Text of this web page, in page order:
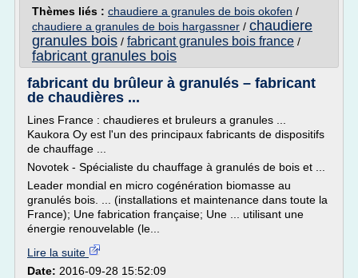
Thèmes liés : chaudiere a granules de bois okofen /
chaudiere a granules de bois hargassner / chaudiere
granules bois / fabricant granules bois france /
fabricant granules bois
fabricant du brûleur à granulés – fabricant
de chaudières ...
Lines France : chaudieres et bruleurs a granules ...
Kaukora Oy est l'un des principaux fabricants de dispositifs
de chauffage ...
Novotek - Spécialiste du chauffage à granulés de bois et ...
Leader mondial en micro cogénération biomasse au
granulés bois. ... (installations et maintenance dans toute la
France); Une fabrication française; Une ... utilisant une
énergie renouvelable (le...
Lire la suite
Date: 2016-09-28 15:52:09